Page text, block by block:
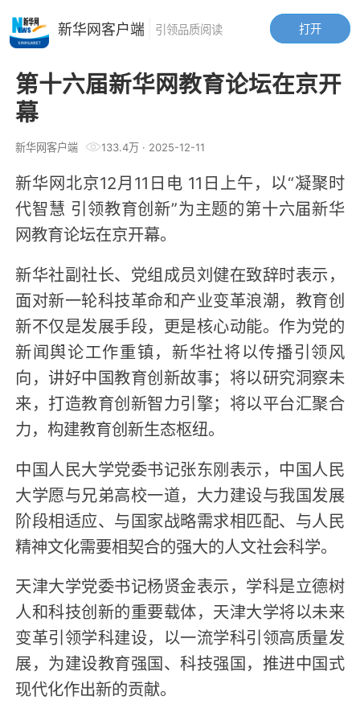
第十六届新华网教育论坛在京开
幕
新华网客户端 133.4万· 2025-12-11
新华网北京12月11日电 11日上午，以“凝聚时
代智慧 引领教育创新”为主题的第十六届新华
网教育论坛在京开幕。
新华社副社长、党组成员刘健在致辞时表示，
面对新一轮科技革命和产业变革浪潮，教育创
新不仅是发展手段，更是核心动能。作为党的
新闻舆论工作重镇，新华社将以传播引领风
向，讲好中国教育创新故事；将以研究洞察未
来，打造教育创新智力引擎；将以平台汇聚合
力，构建教育创新生态枢纽。
中国人民大学党委书记张东刚表示，中国人民
大学愿与兄弟高校一道，大力建设与我国发展
阶段相适应、与国家战略需求相匹配、与人民
精神文化需要相契合的强大的人文社会科学。
天津大学党委书记杨贤金表示，学科是立德树
人和科技创新的重要载体，天津大学将以未来
变革引领学科建设，以一流学科引领高质量发
展，为建设教育强国、科技强国，推进中国式
现代化作出新的贡献。
打开
新华网客户端 引领品质阅读